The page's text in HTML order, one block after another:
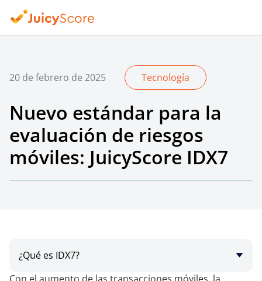
20 de febrero de 2025 Tecnología
Nuevo estándar para la
evaluación de riesgos
móviles: JuicyScore IDX7
¿Qué es IDX7?